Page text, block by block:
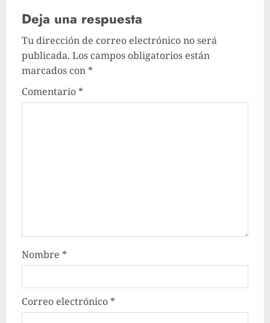
Deja una respuesta
Tu dirección de correo electrónico no será
publicada. Los campos obligatorios están
marcados con *
Comentario *
Nombre *
Correo electrónico *